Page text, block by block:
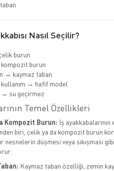
Nasıl Seçilir?
burun
burun
→ kaymaz taban
kullanım → hafif model
→ su geçirmez
Temel Özellikleri
Kompozit Burun: İş ayakkabalarının
biri, çelik ya da kompozit burun
nesnelerin düşmesi veya sıkışması
Kaymaz taban özelliği, zemin